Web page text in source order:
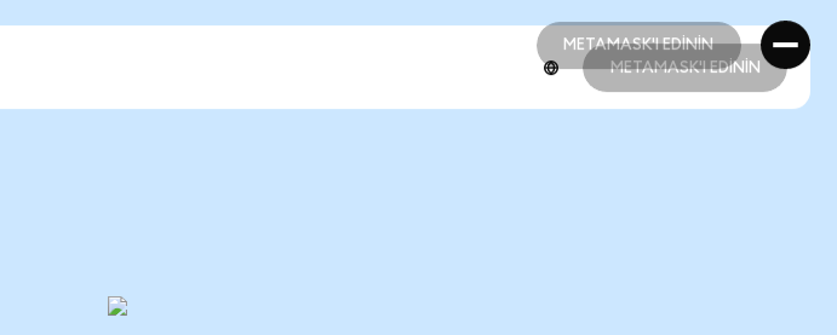
METAMASK'I EDİNİN
METAMASK'I EDİNİN
METAMASK'I EDİNİN